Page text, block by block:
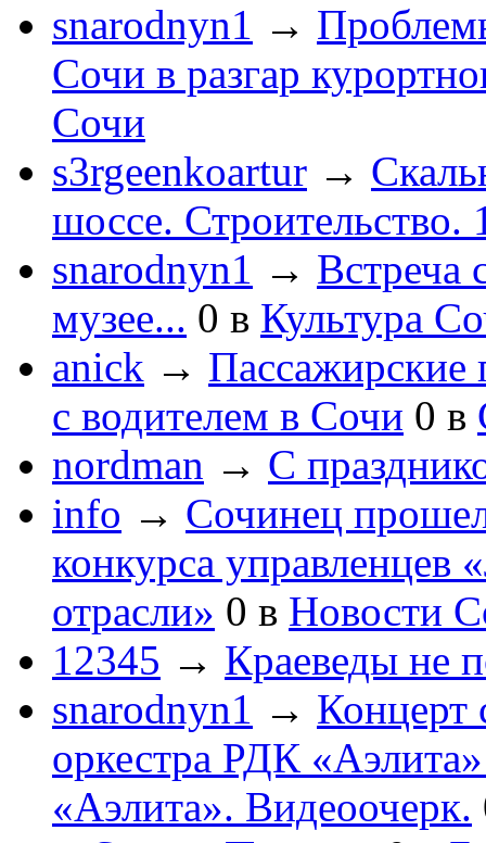
snarodnyn1 →
Сочи в разгар
Сочи
s3rgeenkoartur →
шоссе. Строительство.
snarodnyn1 → Встреча
музее... 0 в Культура
anick → Пассажирские
с водителем в Сочи 0 в
nordman → С
info → Сочинец
конкурса управленцев
отрасли» 0 в Новости
12345 → Краеведы не
snarodnyn1 → Концерт
оркестра РДК
«Аэлита». Видеоочерк.